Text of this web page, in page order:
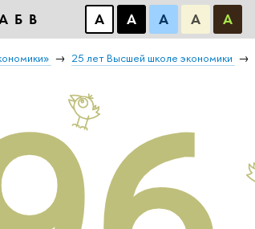
А А А А А
25 лет Высшей школе экономики